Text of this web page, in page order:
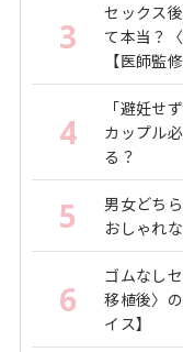
3
セックス
て本当？
【医師監修
4
「避妊せ
カップル
る？
5
男女どち
おしゃれ
6
ゴムなし
移植後〉
イス】